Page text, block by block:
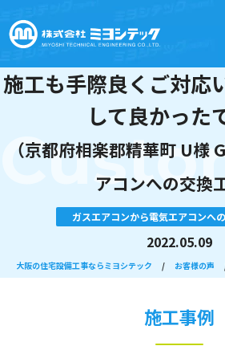
施工も手際良くご対応
して良かった
（京都府相楽郡精華町 U様
アコンへの交換
ガスエアコンから電気エアコンへ
2022.05.09
大阪の住宅設備工事ならミヨシテック / お客様の声
施工事例